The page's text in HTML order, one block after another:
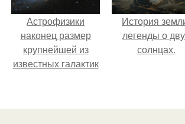
Астрофизики
наконец размер
крупнейшей из
известных галактик
История
легенды о
солнцах.